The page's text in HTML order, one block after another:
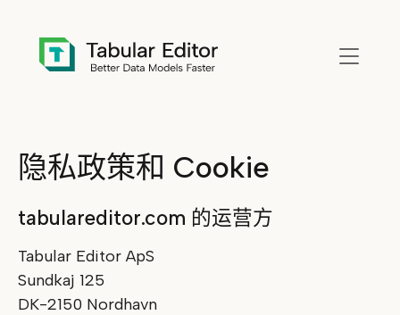
隐私政策和 Cookie
tabulareditor.com 的运营方
Tabular Editor ApS
Sundkaj 125
DK-2150 Nordhavn